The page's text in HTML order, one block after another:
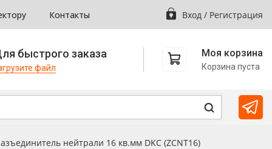
Контакты Вход / Регистрация
быстрого заказа
файл
Моя корзина
Корзина пуста
нейтрали 16 кв.мм DKC (ZCNT16)